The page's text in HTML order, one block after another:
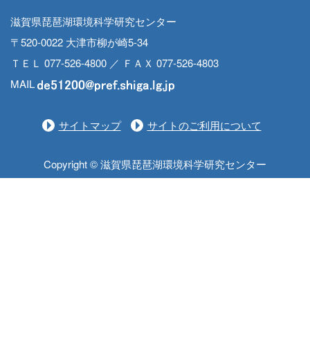
滋賀県琵琶湖環境科学研究センター
〒520-0022 大津市柳が崎5-34
ＴＥＬ 077-526-4800 ／ ＦＡＸ 077-526-4803
MAIL
サイトマップ サイトのご利用について
Copyright © 滋賀県琵琶湖環境科学研究センター